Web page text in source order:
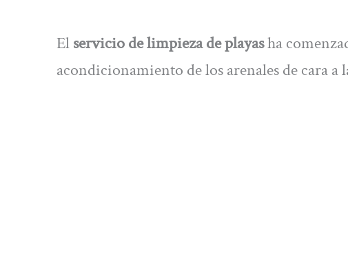
Elservicio de limpieza de playasha
acondicionamiento de los arenales de cara a